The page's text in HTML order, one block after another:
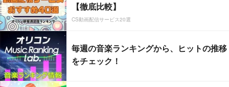
【徹底比較】
CS動画配信サービス20選
毎週の音楽ランキングから、ヒットの推移
をチェック！